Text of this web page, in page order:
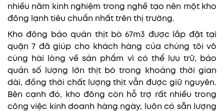
nhiều năm kinh nghiệm trong nghề tạo nên một kho
đông lạnh tiêu chuẩn nhất trên thị trường.
Kho đông bảo quản thịt bò 67m3 được lắp đặt tại
quận 7 đã giúp cho khách hàng của chúng tôi vô
cùng hài lòng về sản phẩm vì có thể lưu trữ, bảo
quản số lượng lớn thịt bò trong khoảng thời gian
dài, đồng thời chất lượng thịt vẫn được giữ nguyên.
Bên cạnh đó, kho đông còn hỗ trợ rất nhiều trong
công việc kinh doanh hàng ngày, luôn có sẵn lượng